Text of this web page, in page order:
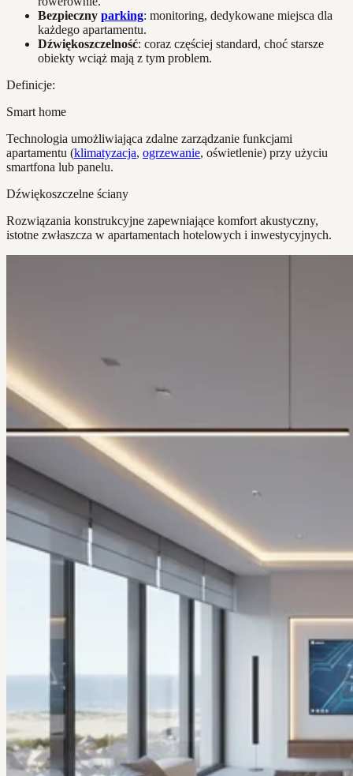
Bezpieczny parking: monitoring, dedykowane miejsca dla
każdego apartamentu.
Dźwiękoszczelność: coraz częściej standard, choć starsze
obiekty wciąż mają z tym problem.
Definicje:
Smart home
Technologia umożliwiająca zdalne zarządzanie funkcjami
apartamentu (klimatyzacja, ogrzewanie, oświetlenie) przy użyciu
smartfona lub panelu.
Dźwiękoszczelne ściany
Rozwiązania konstrukcyjne zapewniające komfort akustyczny,
istotne zwłaszcza w apartamentach hotelowych i inwestycyjnych.